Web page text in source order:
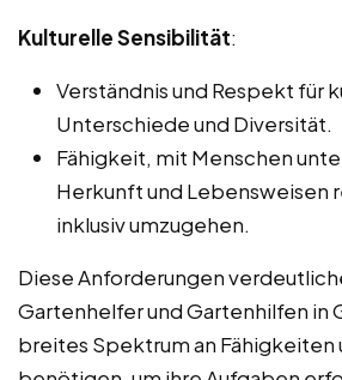
Kulturelle Sensibilität:
Verständnis und Respekt für
Unterschiede und Diversität.
Fähigkeit, mit Menschen
Herkunft und Lebensweisen
inklusiv umzugehen.
Diese Anforderungen
Gartenhelfer und Gartenhilfen in
breites Spektrum an Fähigkeiten